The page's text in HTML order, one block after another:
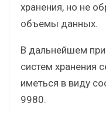
хранения, но не
объемы данных.
В дальнейшем
систем хранения
иметься в виду
9980.